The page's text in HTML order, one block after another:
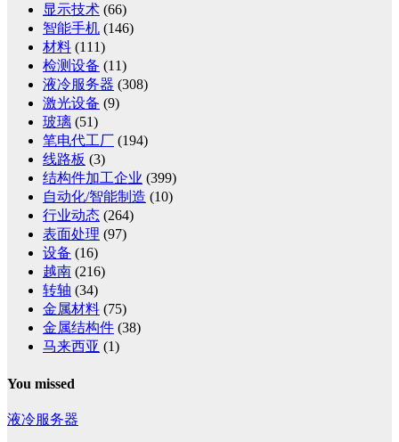
显示技术 (66)
智能手机 (146)
材料 (111)
检测设备 (11)
液冷服务器 (308)
激光设备 (9)
玻璃 (51)
笔电代工厂 (194)
线路板 (3)
结构件加工企业 (399)
自动化/智能制造 (10)
行业动态 (264)
表面处理 (97)
设备 (16)
越南 (216)
转轴 (34)
金属材料 (75)
金属结构件 (38)
马来西亚 (1)
You missed
液冷服务器